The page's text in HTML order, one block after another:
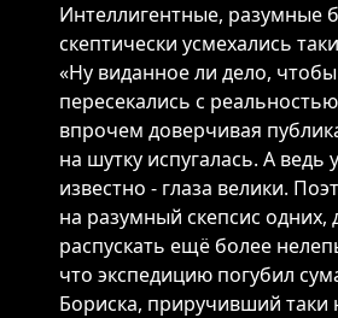
Интеллигентные, разумные
скептически усмехались
«Ну виданное ли дело,
пересекались с
впрочем доверчивая
на шутку испугалась. А ведь
известно - глаза велики.
на разумный скепсис одних,
распускать ещё более
что экспедицию погубил
Бориска, приручивший таки